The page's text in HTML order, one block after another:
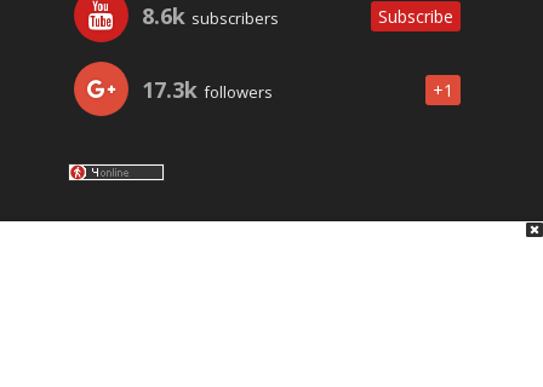
8.6k subscribers Subscribe
17.3k followers +1